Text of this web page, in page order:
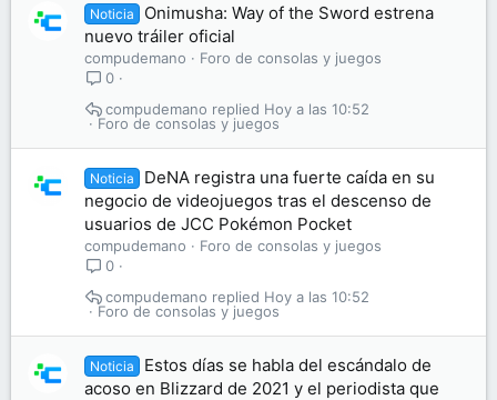
Noticia
Onimusha: Way of the Sword estrena
nuevo tráiler oficial
compudemano
Foro de consolas y juegos
0
Foro de consolas y juegos
Hoy a las 10:52
compudemano
Noticia
DeNA registra una fuerte caída en su
negocio de videojuegos tras el descenso de
usuarios de JCC Pokémon Pocket
compudemano
Foro de consolas y juegos
0
Foro de consolas y juegos
Hoy a las 10:52
compudemano
Noticia
Estos días se habla del escándalo de
acoso en Blizzard de 2021 y el periodista que